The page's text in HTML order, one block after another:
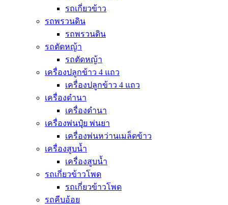
รถเกี่ยวข้าว
รถพรวนดิน
รถพรวนดิน
รถตัดหญ้า
รถตัดหญ้า
เครื่องปลูกข้าว 4 แถว
เครื่องปลูกข้าว 4 แถว
เครื่องดำนา
เครื่องดำนา
เครื่องพ่นปุุ๋ย พ่นยา
เครื่องพ่นหว่านเมล็ดข้าว
เครื่องสูบน้ำ
เครื่องสูบน้ำ
รถเกี่ยวข้าวโพด
รถเกี่ยวข้าวโพด
รถคีบอ้อย